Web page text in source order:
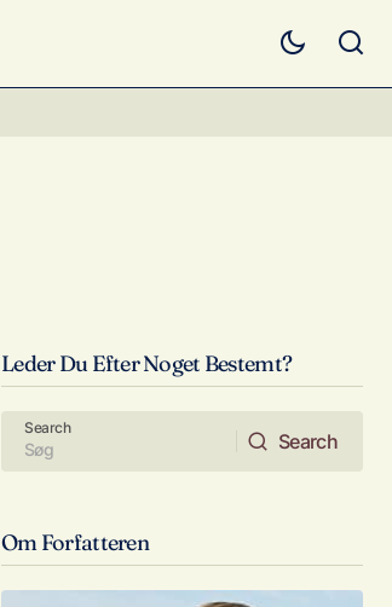
Leder Du Efter Noget Bestemt?
Search
Search
Om Forfatteren